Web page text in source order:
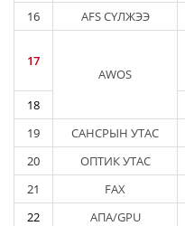
16
AFS СҮЛЖЭЭ
17
AWOS
18
19
САНСРЫН УТАС
20
ОПТИК УТАС
21
FAX
22
АПА/GPU